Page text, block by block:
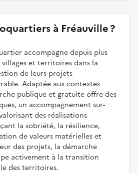
à Fréauville ?
accompagne depuis plus
villages et territoires dans la
de leurs projets
Adaptée aux contextes
publique et gratuite offre des
un accompagnement sur-
des réalisations
la sobriété, la résilience,
de valeurs matérielles et
des projets, la démarche
activement à la transition
des territoires.